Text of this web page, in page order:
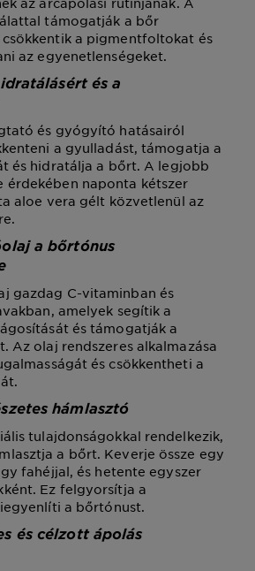
támogatják a bőr
a pigmentfoltokat és
az egyenetlenségeket.
és a
és gyógyító hatásairól
a gyulladást, támogatja a
és hidratálja a bőrt. A legjobb
érdekében naponta kétszer
aloe vera gélt közvetlenül az
a bőrtónus
gazdag C-vitaminban és
amelyek segítik a
és támogatják a
Az olaj rendszeres alkalmazása
és csökkentheti a
hámlasztó
tulajdonságokkal rendelkezik,
a bőrt. Keverje össze egy
fahéjjal, és hetente egyszer
Ez felgyorsítja a
a bőrtónust.
és célzott ápolás